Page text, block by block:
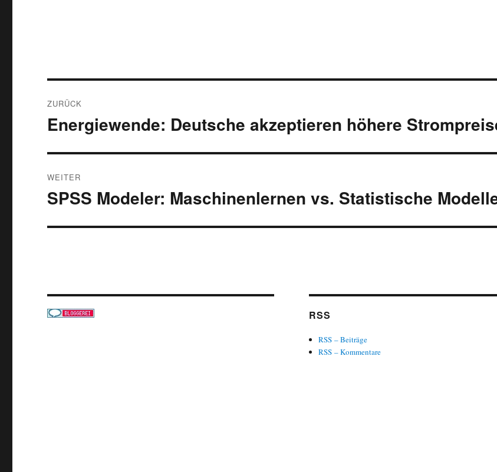
ZURÜCK
Vorheriger
Energiewende: Deutsche akzeptieren höhere
WEITER
Nächster
SPSS Modeler: Maschinenlernen vs. Statistische
RSS
RSS – Beiträge
RSS – Kommentare